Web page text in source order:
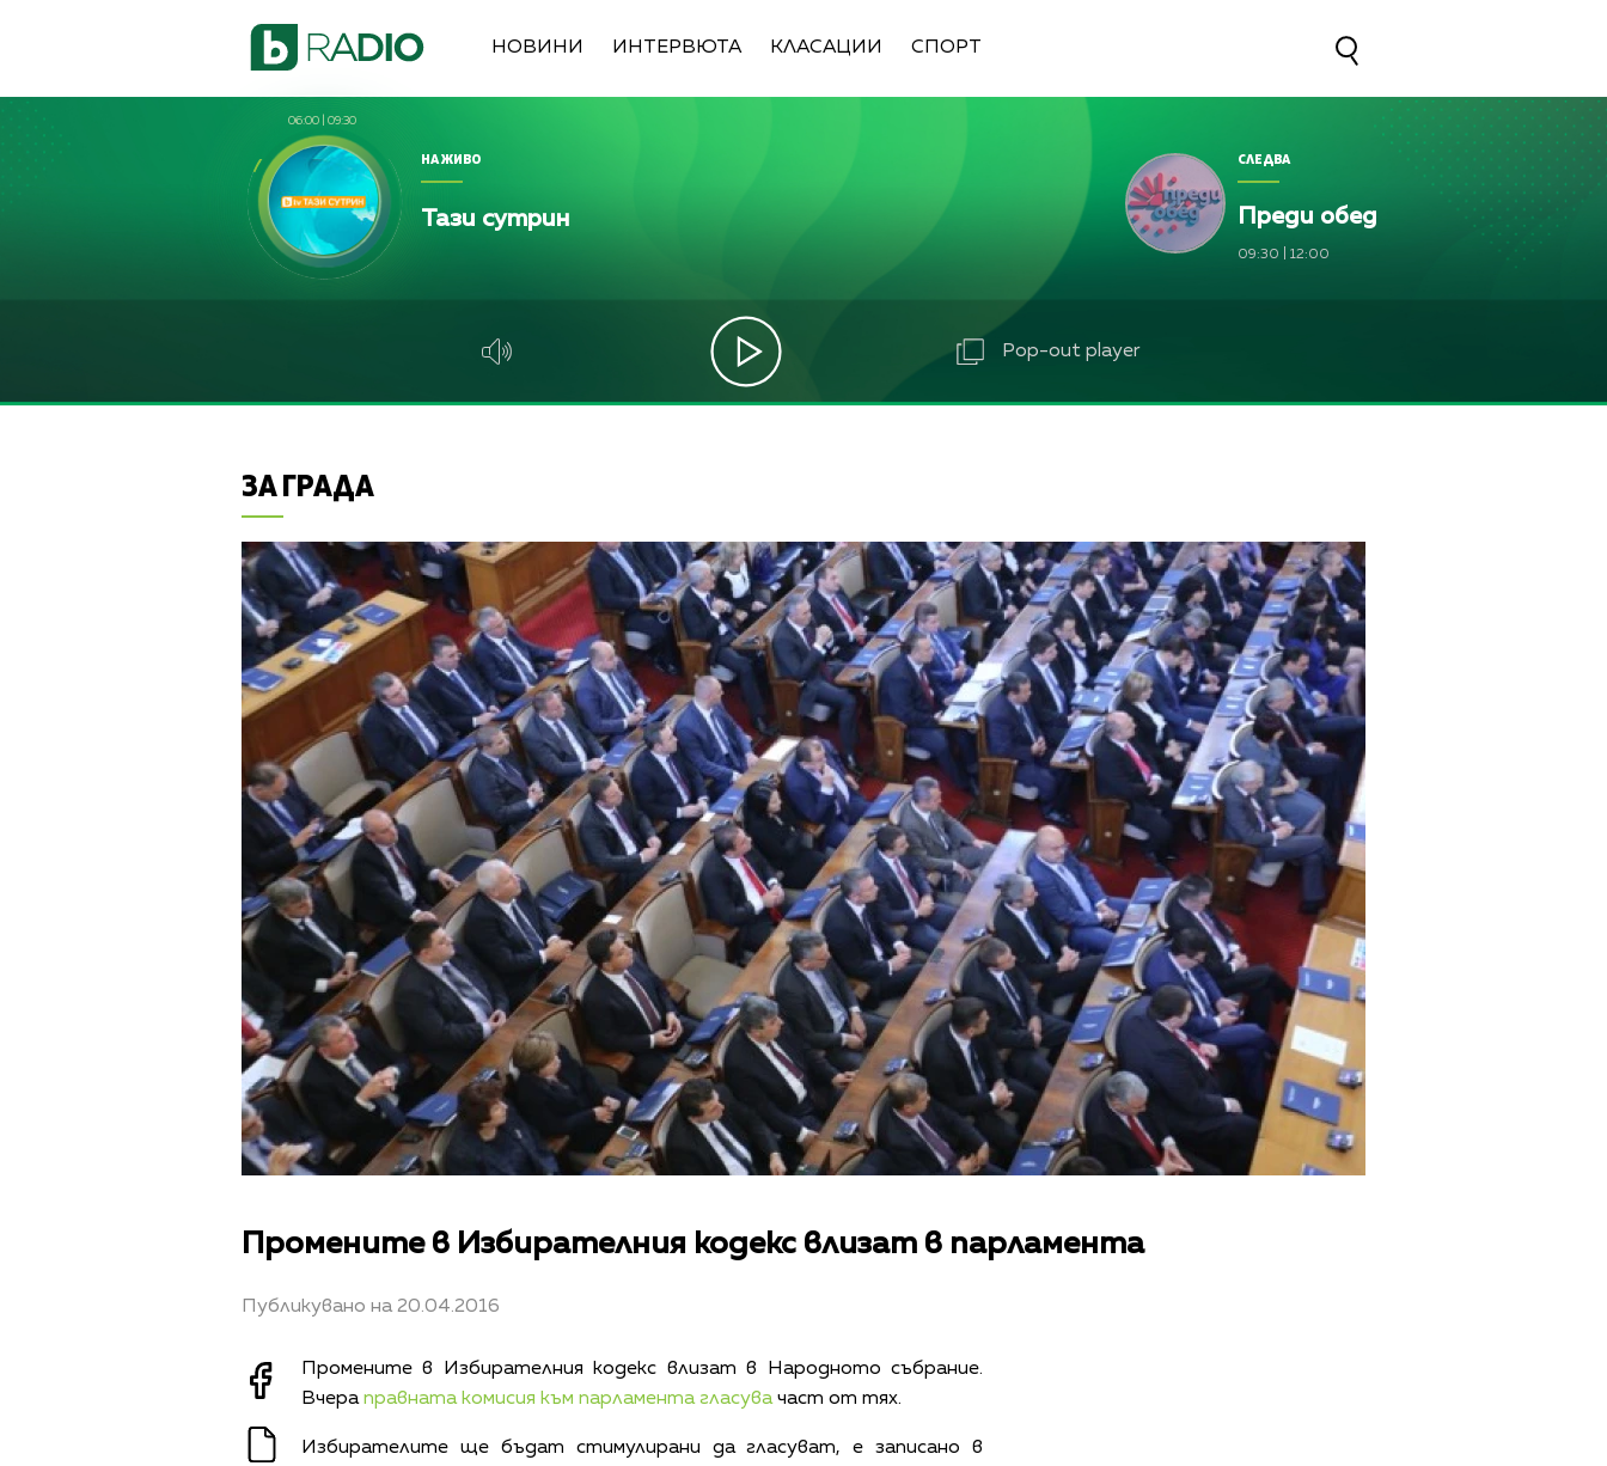
НОВИНИ ИНТЕРВЮТА КЛАСАЦИИ СПОРТ
06:00 09:30
НА ЖИВО
Тази сутрин
СЛЕДВА
Преди обед
09:30 12:00
Pop-out player
ЗА ГРАДА
Промените в Избирателния кодекс влизат в парламента
Публикувано на 20.04.2016
Промените в Избирателния кодекс влизат в Народното събрание.
Вчераправната комисия към парламента гласувачаст от тях.
Избирателите ще бъдат стимулирани да гласуват, е записано в